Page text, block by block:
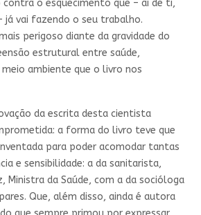
o esquecimento que – ai de ti,
já vai fazendo o seu trabalho.
perigoso diante da gravidade do
estrutural entre saúde,
ambiente que o livro nos
da escrita desta cientista
a forma do livro teve que
para poder acomodar tantas
e sensibilidade: a da sanitarista,
Ministra da Saúde, com a da socióloga
Que, além disso, ainda é autora